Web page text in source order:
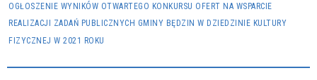
OGŁOSZENIE WYNIKÓW OTWARTEGO KONKURSU OFERT NA WSPARCIE
REALIZACJI ZADAŃ PUBLICZNYCH GMINY BĘDZIN W DZIEDZINIE KULTURY
FIZYCZNEJ W 2021 ROKU